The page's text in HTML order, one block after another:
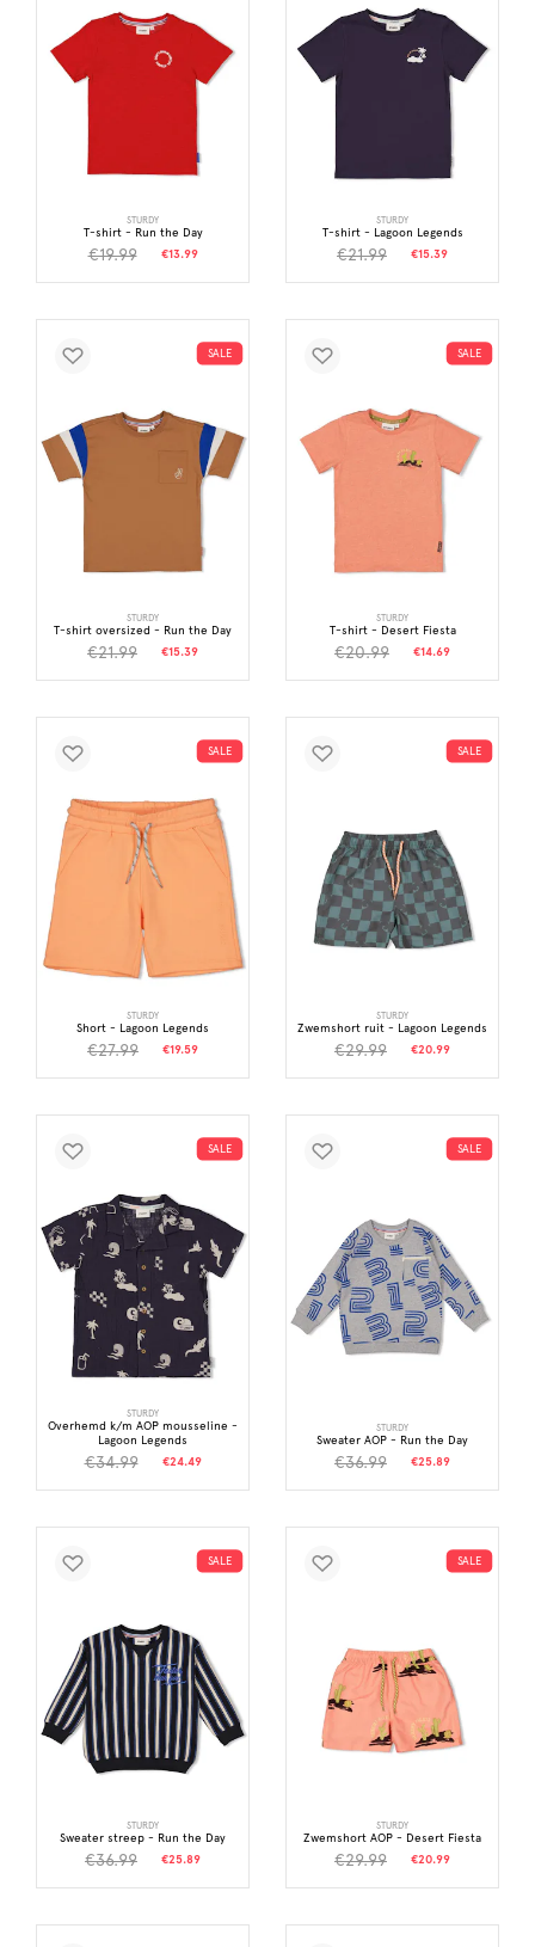
STURDY
T-shirt - Run the Day
€19.99 €13.99
STURDY
T-shirt - Lagoon Legends
€21.99 €15.39
SALE
STURDY
T-shirt oversized - Run the Day
€21.99 €15.39
SALE
STURDY
T-shirt - Desert Fiesta
€20.99 €14.69
SALE
STURDY
Short - Lagoon Legends
€27.99 €19.59
SALE
STURDY
Zwemshort ruit - Lagoon Legends
€29.99 €20.99
SALE
STURDY
Overhemd k/m AOP mousseline -
Lagoon Legends
€34.99 €24.49
SALE
STURDY
Sweater AOP - Run the Day
€36.99 €25.89
SALE
STURDY
Sweater streep - Run the Day
€36.99 €25.89
SALE
STURDY
Zwemshort AOP - Desert Fiesta
€29.99 €20.99